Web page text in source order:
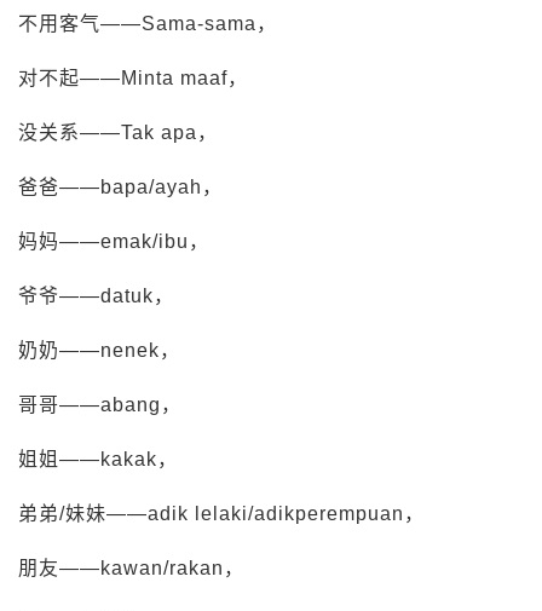
不用客气——Sama-sama，
对不起——Minta maaf，
没关系——Tak apa，
爸爸——bapa/ayah，
妈妈——emak/ibu，
爷爷——datuk，
奶奶——nenek，
哥哥——abang，
姐姐——kakak，
弟弟/妹妹——adik lelaki/adikperempuan，
朋友——kawan/rakan，